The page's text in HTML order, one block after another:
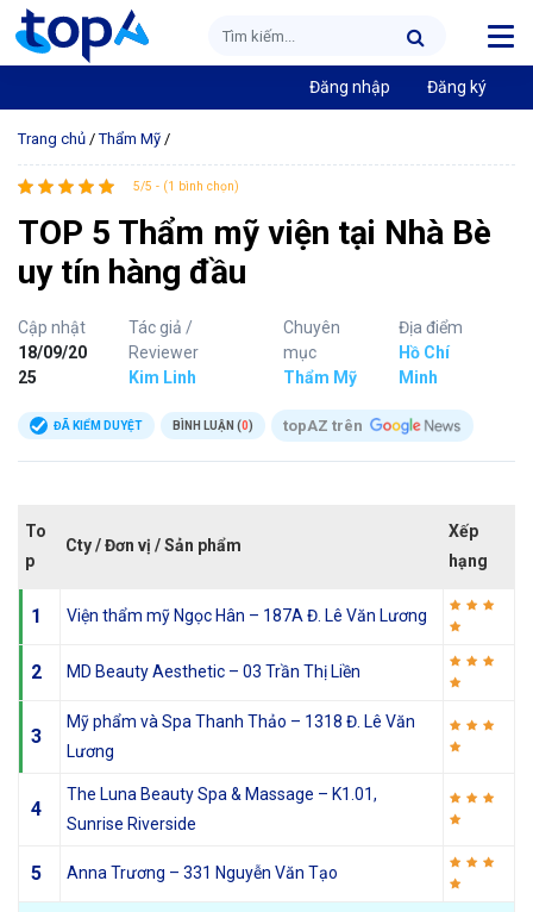
Đăng nhập Đăng ký
Trang chủ /Thẩm Mỹ /
5/5 - (1 bình chọn)
TOP 5 Thẩm mỹ viện tại Nhà Bè
uy tín hàng đầu
Cập nhật
18/09/20
25
Tác giả /
Reviewer
Kim Linh
Chuyên
mục
Thẩm Mỹ
Địa điểm
Hồ Chí
Minh
ĐÃ KIỂM DUYỆT BÌNH LUẬN (0) topAZ trên
To
p
Cty / Đơn vị / Sản phẩm
Xếp
hạng
1 Viện thẩm mỹ Ngọc Hân – 187A Đ. Lê Văn Lương
2 MD Beauty Aesthetic – 03 Trần Thị Liền
3
Mỹ phẩm và Spa Thanh Thảo – 1318 Đ. Lê Văn
Lương
4
The Luna Beauty Spa & Massage – K1.01,
Sunrise Riverside
5 Anna Trương – 331 Nguyễn Văn Tạo